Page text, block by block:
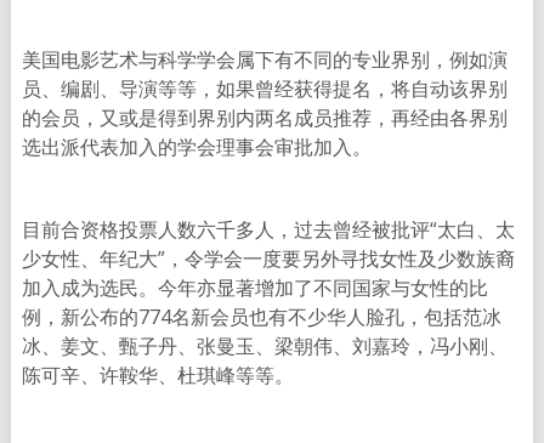
美国电影艺术与科学学会属下有不同的专业界别，例如演
员、编剧、导演等等，如果曾经获得提名，将自动该界别
的会员，又或是得到界别内两名成员推荐，再经由各界别
选出派代表加入的学会理事会审批加入。
目前合资格投票人数六千多人，过去曾经被批评“太白、太
少女性、年纪大”，令学会一度要另外寻找女性及少数族裔
加入成为选民。今年亦显著增加了不同国家与女性的比
例，新公布的774名新会员也有不少华人脸孔，包括范冰
冰、姜文、甄子丹、张曼玉、梁朝伟、刘嘉玲，冯小刚、
陈可辛、许鞍华、杜琪峰等等。